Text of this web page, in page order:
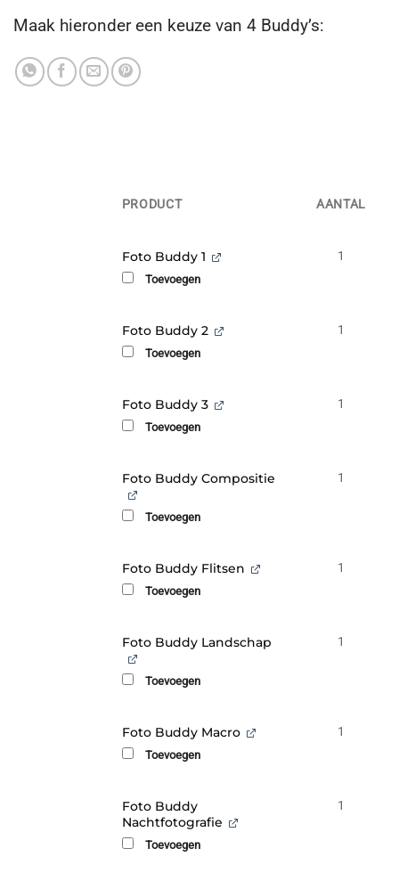
Maak hieronder een keuze van 4 Buddy’s:
PRODUCT AANTAL
Foto Buddy 1
Toevoegen
1
Foto Buddy 2
Toevoegen
1
Foto Buddy 3
Toevoegen
1
Foto Buddy Compositie
Toevoegen
1
Foto Buddy Flitsen
Toevoegen
1
Foto Buddy Landschap
Toevoegen
1
Foto Buddy Macro
Toevoegen
1
Foto Buddy
Nachtfotografie
Toevoegen
1